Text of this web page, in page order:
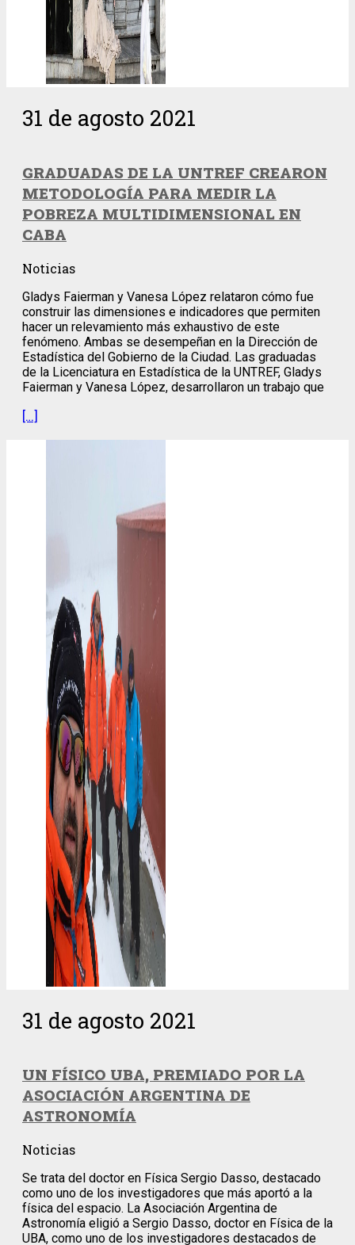
31 de agosto 2021
GRADUADAS DE LA UNTREF CREARON
METODOLOGÍA PARA MEDIR LA
POBREZA MULTIDIMENSIONAL EN
CABA
Noticias
Gladys Faierman y Vanesa López relataron cómo fue
construir las dimensiones e indicadores que permiten
hacer un relevamiento más exhaustivo de este
fenómeno. Ambas se desempeñan en la Dirección de
Estadística del Gobierno de la Ciudad. Las graduadas
de la Licenciatura en Estadística de la UNTREF, Gladys
Faierman y Vanesa López, desarrollaron un trabajo que
[…]
31 de agosto 2021
UN FÍSICO UBA, PREMIADO POR LA
ASOCIACIÓN ARGENTINA DE
ASTRONOMÍA
Noticias
Se trata del doctor en Física Sergio Dasso, destacado
como uno de los investigadores que más aportó a la
física del espacio. La Asociación Argentina de
Astronomía eligió a Sergio Dasso, doctor en Física de la
UBA, como uno de los investigadores destacados de